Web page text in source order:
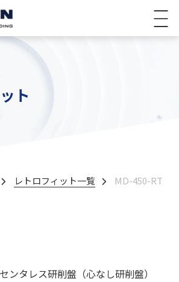
ト
レトロフィット一覧 MD-450-RT
ンタレス研削盤（心なし研削盤）